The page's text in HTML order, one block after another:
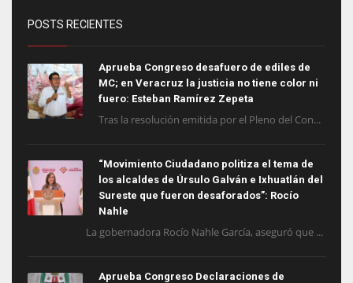
POSTS RECIENTES
Aprueba Congreso desafuero de ediles de
MC; en Veracruz la justicia no tiene color ni
fuero: Esteban Ramírez Zepeta
Tras la resolución emitida por el Pleno del Con...
“Movimiento Ciudadano politiza el tema de
los alcaldes de Úrsulo Galván e Ixhuatlán del
Sureste que fueron desaforados”: Rocío
Nahle
La gobernadora Rocío Nahle García, aseguró que ...
Aprueba Congreso Declaraciones de